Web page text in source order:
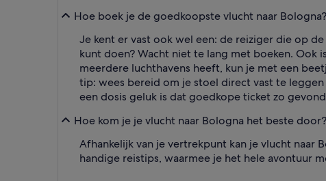
Hoe boek je de goedkoopste vlucht naar Bologna?
Je kent er vast ook wel een: de reiziger die op
kunt doen? Wacht niet te lang met boeken.
meerdere luchthavens heeft, kun je met een
tip: wees bereid om je stoel direct vast te
een dosis geluk is dat goedkope ticket zo
Hoe kom je je vlucht naar Bologna het beste door?
Afhankelijk van je vertrekpunt kan je vlucht naar
handige reistips, waarmee je het hele avontuur